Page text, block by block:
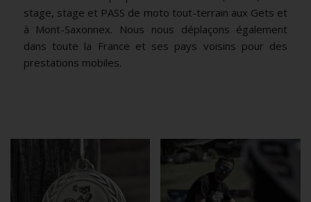
stage, stage et PASS de moto tout-terrain aux Gets et
à Mont-Saxonnex. Nous nous déplaçons également
dans toute la France et ses pays voisins pour des
prestations mobiles.